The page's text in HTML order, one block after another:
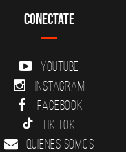
Conectate
YouTube
Instagram
Facebook
Tik Tok
Quienes somos